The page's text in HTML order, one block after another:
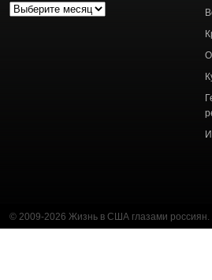
Архив
© 2009-2026 Жизнь в США глазами россиян.